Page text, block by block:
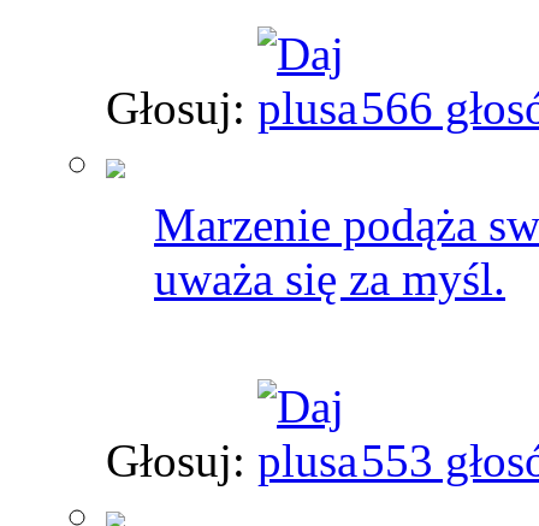
Głosuj: 566
Marzenie podąża
uważa się za myśl.
Głosuj: 553